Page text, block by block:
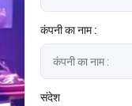
कंपनी का नाम :
संदेश